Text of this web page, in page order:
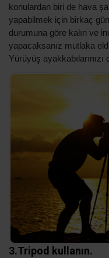
konulardan biri de hava
yapabilmek için birkaç
durumuna göre kalın ve
yapacaksanız mutlaka
Yürüyüş
3.Tripod kullanın.